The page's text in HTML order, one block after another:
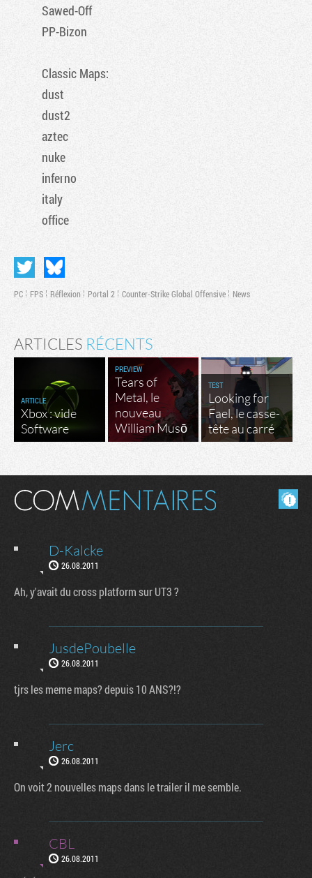
Sawed-Off
PP-Bizon
Classic Maps:
dust
dust2
aztec
nuke
inferno
italy
office
PC FPS Réflexion Portal 2 Counter-Strike Global Offensive News
ARTICLES RÉCENTS
ARTICLE
Xbox : vide
Software
PREVIEW
Tears of
Metal, le
nouveau
William Musō
TEST
Looking for
Fael, le casse-
tête au carré
Masquer les commentaires lus.
D-Kalcke
26.08.2011
Ah, y'avait du cross platform sur UT3 ?
JusdePoubelle
26.08.2011
tjrs les meme maps? depuis 10 ANS?!?
Jerc
26.08.2011
On voit 2 nouvelles maps dans le trailer il me semble.
CBL
26.08.2011